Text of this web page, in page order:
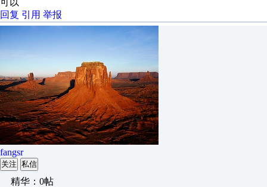
可以
回复 引用 举报
fangsr
关注 私信
精华：0帖